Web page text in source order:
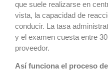
que suele realizarse en
vista, la capacidad de
conducir. La tasa
y el examen cuesta entre
proveedor.
Así funciona el proceso